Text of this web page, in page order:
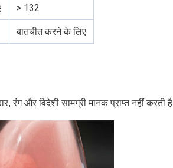
> 132
बातचीत करने के लिए
रंग और विदेशी सामग्री मानक प्राप्त नहीं करती है